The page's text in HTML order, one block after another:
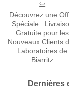
Découvrez une
Spéciale :
Gratuite pour les
Nouveaux Clients
Laboratoires de
Biarritz
Dernières